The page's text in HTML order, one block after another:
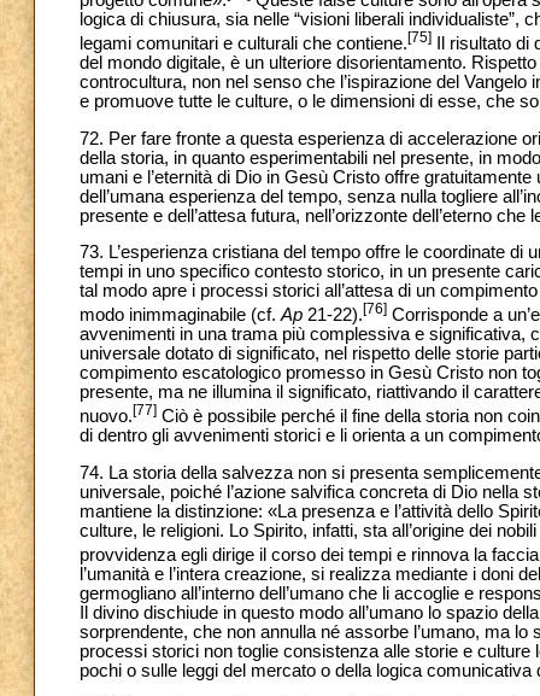
logica di chiusura, sia nelle “visioni liberali
legami comunitari e culturali che contiene.[75]
Il risultato di
del mondo digitale, è un ulteriore disorientamento.
controcultura, non nel senso che l’ispirazione del
e promuove tutte le culture, o le dimensioni di esse, che
72. Per fare fronte a questa esperienza di accelerazione
della storia, in quanto esperimentabili nel presente, in
umani e l’eternità di Dio in Gesù Cristo offre
dell’umana esperienza del tempo, senza nulla togliere
presente e dell’attesa futura, nell’orizzonte dell’eterno che
73. L’esperienza cristiana del tempo offre le coordinate
tempi in uno specifico contesto storico, in un presente
tal modo apre i processi storici all’attesa di un
modo inimmaginabile (cf.Ap 21-22).[76] Corrisponde a
avvenimenti in una trama più complessiva e significativa,
universale dotato di significato, nel rispetto delle storie
compimento escatologico promesso in Gesù Cristo non
presente, ma ne illumina il significato, riattivando il
nuovo.[77] Ciò è possibile perché il fine della storia non
di dentro gli avvenimenti storici e li orienta a un
74. La storia della salvezza non si presenta
universale, poiché l’azione salvifica concreta di Dio nella
mantiene la distinzione: «La presenza e l’attività dello
culture, le religioni. Lo Spirito, infatti, sta all’origine dei
provvidenza egli dirige il corso dei tempi e rinnova la
l’umanità e l’intera creazione, si realizza mediante i doni
germogliano all’interno dell’umano che li accoglie e
Il divino dischiude in questo modo all’umano lo spazio
sorprendente, che non annulla né assorbe l’umano, ma
processi storici non toglie consistenza alle storie e
pochi o sulle leggi del mercato o della logica comunicativa